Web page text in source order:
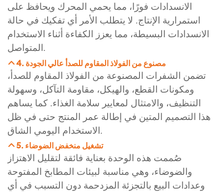
الانسدادات فورًا، مما يحمي المحرك ويحافظ على
استمرارية الإنتاج. لا يتطلب الأمر أي تفكيك في حالة
الانسدادات البسيطة، مما يعزز الكفاءة أثناء الاستخدام
المتواصل.
4. مصنوع من الفولاذ المقاوم للصدأ عالي الجودة
تضمن الشفرات المصنوعة من الفولاذ المقاوم للصدأ،
ومكونات القطع، والهيكل، مقاومة التآكل، وسهولة
التنظيف، والامتثال لمعايير سلامة الغذاء. كما يساهم
هذا التصميم المتين في إطالة عمر المنتج حتى في ظل
الاستخدام اليومي الشاق.
5. تشغيل منخفض الضوضاء
صُممت هذه الوحدة بعناية فائقة لتقليل الاهتزاز
والضوضاء، وهي مناسبة لبيئات المطابخ المفتوحة
وعدادات البيع بالتجزئة المزدحمة دون التسبب في أي